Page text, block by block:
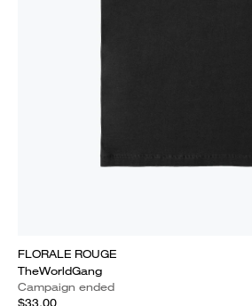
FLORALE ROUGE
TheWorldGang
Campaign ended
$33.00